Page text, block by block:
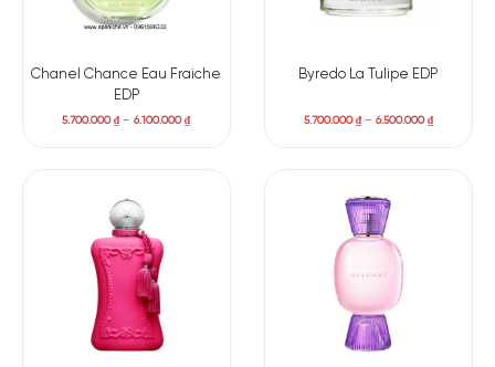
Chanel Chance Eau Fraiche
EDP
5.700.000₫ –6.100.000₫
Byredo La Tulipe EDP
5.700.000₫– 6.500.000₫